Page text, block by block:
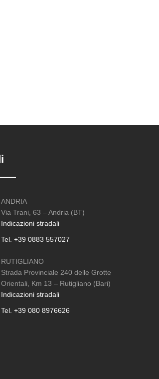
ANDRIA
Via Trani, 63 – Andria (BT)
Indicazioni stradali
Tel. +39 0883 557027
RUTIGLIANO
Strada Provinciale 240 delle Grotte
Orientali, Km 13 – Rutigliano (Bari)
Indicazioni stradali
Tel. +39 080 8976626